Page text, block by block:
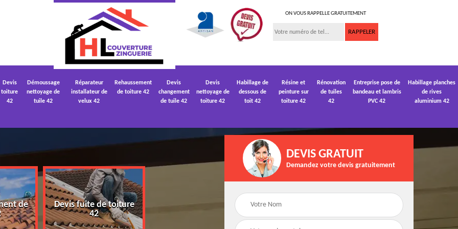
ON VOUS RAPPELLE GRATUITEMENT
Devis
toiture
42
Démoussage
nettoyage de
tuile 42
Réparateur
installateur de
velux 42
Rehaussement
de toiture 42
Devis
changement
de tuile 42
Devis
nettoyage de
toiture 42
Habillage de
dessous de
toit 42
Résine et
peinture sur
toiture 42
Rénovation
de tuiles
42
Entreprise pose de
bandeau et lambris
PVC 42
Habillage planches
de rives
aluminium 42
de
Devis fuite de toiture
42
Devis nettoyage de
Devis réparation de
toiture 42
DEVIS GRATUIT
Demandez votre devis gratuitement